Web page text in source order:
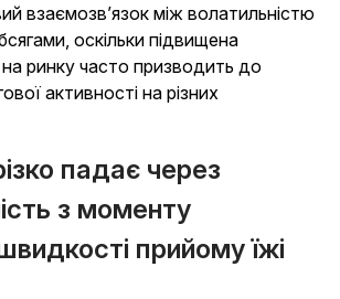
взаємозв’язок між волатильністю
оскільки підвищена
на ринку часто призводить до
активності на різних
падає через
з моменту
прийому їжі